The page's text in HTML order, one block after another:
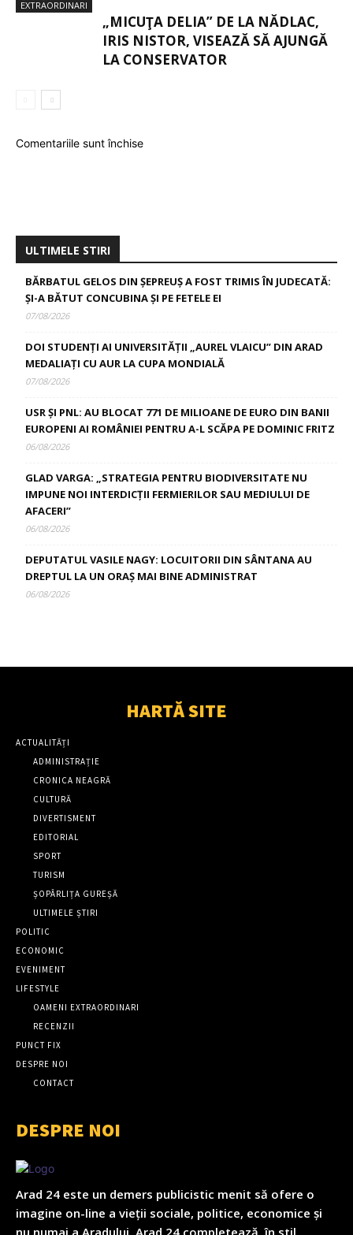
EXTRAORDINARI
„MICUŢA DELIA” DE LA NĂDLAC,
IRIS NISTOR, VISEAZĂ SĂ AJUNGĂ
LA CONSERVATOR
Comentariile sunt închise
ULTIMELE STIRI
BĂRBATUL GELOS DIN ȘEPREUȘ A FOST TRIMIS ÎN JUDECATĂ:
ȘI-A BĂTUT CONCUBINA ȘI PE FETELE EI
07/08/2026
DOI STUDENȚI AI UNIVERSITĂȚII „AUREL VLAICU” DIN ARAD
MEDALIAȚI CU AUR LA CUPA MONDIALĂ
07/08/2026
USR ȘI PNL: AU BLOCAT 771 DE MILIOANE DE EURO DIN BANII
EUROPENI AI ROMÂNIEI PENTRU A-L SCĂPA PE DOMINIC FRITZ
06/08/2026
GLAD VARGA: „STRATEGIA PENTRU BIODIVERSITATE NU
IMPUNE NOI INTERDICȚII FERMIERILOR SAU MEDIULUI DE
AFACERI”
06/08/2026
DEPUTATUL VASILE NAGY: LOCUITORII DIN SÂNTANA AU
DREPTUL LA UN ORAȘ MAI BINE ADMINISTRAT
06/08/2026
HARTĂ SITE
ACTUALITĂȚI
ADMINISTRAȚIE
CRONICA NEAGRĂ
CULTURĂ
DIVERTISMENT
EDITORIAL
SPORT
TURISM
ȘOPÂRLIȚA GUREȘĂ
ULTIMELE ȘTIRI
POLITIC
ECONOMIC
EVENIMENT
LIFESTYLE
OAMENI EXTRAORDINARI
RECENZII
PUNCT FIX
DESPRE NOI
CONTACT
DESPRE NOI
Arad 24 este un demers publicistic menit să ofere o
imagine on-line a vieții sociale, politice, economice și
nu numai a Aradului. Arad 24 completează, în stil